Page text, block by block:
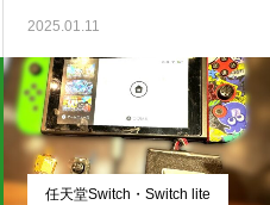
2025.01.11
任天堂Switch・Switch lite